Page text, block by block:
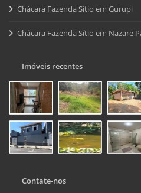
Chácara Fazenda Sítio em Gurupi
Chácara Fazenda Sítio em Nazare
Imóveis recentes
Contate-nos